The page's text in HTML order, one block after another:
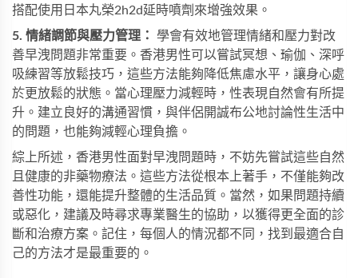
搭配使用 日本丸榮2h2d延時噴劑 來增強效果。
5. 情緒調節與壓力管理：
學會有效地管理情緒和壓力對改
善早洩問題非常重要。香港男性可以嘗試冥想、瑜伽、深呼
吸練習等放鬆技巧，這些方法能夠降低焦慮水平，讓身心處
於更放鬆的狀態。當心理壓力減輕時，性表現自然會有所提
升。建立良好的溝通習慣，與伴侶開誠布公地討論性生活中
的問題，也能夠減輕心理負擔。
綜上所述，香港男性面對早洩問題時，不妨先嘗試這些自然
且健康的非藥物療法。這些方法從根本上著手，不僅能夠改
善性功能，還能提升整體的生活品質。當然，如果問題持續
或惡化，建議及時尋求專業醫生的協助，以獲得更全面的診
斷和治療方案。記住，每個人的情況都不同，找到最適合自
己的方法才是最重要的。